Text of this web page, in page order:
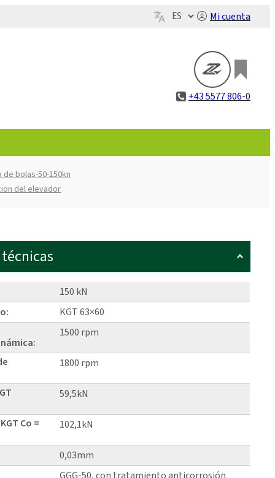
Mi cuenta
+43 5577 806-0
de bolas-50-150kn
del elevador
150 kN
KGT 63×60
1500 rpm
1800 rpm
59,5kN
Co =
102,1kN
0,03mm
GGG-50, con tratamiento anticorrosión